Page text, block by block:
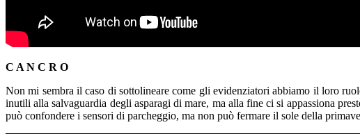
C A N C R O
Non mi sembra il caso di sottolineare come gli evidenziatori abbiamo il loro
inutili alla salvaguardia degli asparagi di mare, ma alla fine ci si appassiona
può confondere i sensori di parcheggio, ma non può fermare il sole della